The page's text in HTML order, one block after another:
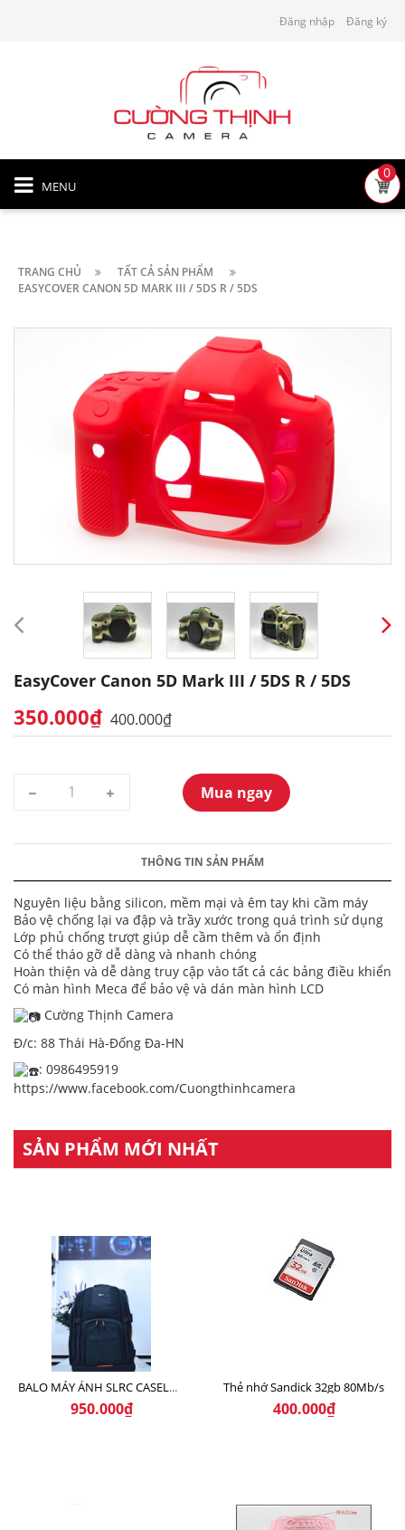
Đăng nhập Đăng ký
MENU
0
TRANG CHỦ
TẤT CẢ SẢN PHẨM
EASYCOVER CANON 5D MARK III / 5DS R / 5DS
EasyCover Canon 5D Mark III / 5DS R / 5DS
350.000₫ 400.000₫
Mua ngay
THÔNG TIN SẢN PHẨM
Nguyên liệu bằng silicon, mềm mại và êm tay khi cầm máy
Bảo vệ chống lại va đập và trầy xước trong quá trình sử dụng
Lớp phủ chống trượt giúp dễ cầm thêm và ổn định
Có thể tháo gỡ dễ dàng và nhanh chóng
Hoàn thiện và dễ dàng truy cập vào tất cả các bảng điều khiển
Có màn hình Meca để bảo vệ và dán màn hình LCD
Cường Thịnh Camera
Đ/c: 88 Thái Hà-Đống Đa-HN
: 0986495919
https://www.facebook.com/Cuongthinhcamera
SẢN PHẨM MỚI NHẤT
BALO MÁY ẢNH SLRC CASELOGIC 206 BLACK
950.000₫
Thẻ nhớ Sandick 32gb 80Mb/s
400.000₫